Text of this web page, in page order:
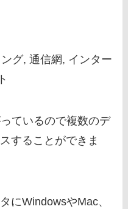
ているので複数のデ
することができま
にWindowsやMac、